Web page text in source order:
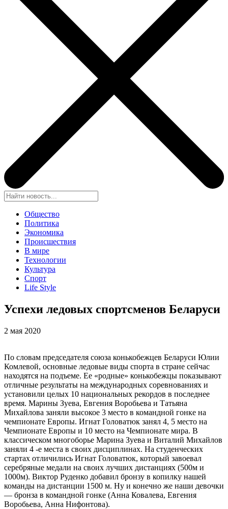
Общество
Политика
Экономика
Происшествия
В мире
Технологии
Культура
Спорт
Life Style
Успехи ледовых спортсменов Беларуси
2 мая 2020
По словам председателя союза конькобежцев Беларуси Юлии
Комлевой, основные ледовые виды спорта в стране сейчас
находятся на подъеме. Ее «родные» конькобежцы показывают
отличные результаты на международных соревнованиях и
установили целых 10 национальных рекордов в последнее
время. Марины Зуева, Евгения Воробьева и Татьяна
Михайлова заняли высокое 3 место в командной гонке на
чемпионате Европы. Игнат Головатюк занял 4, 5 место на
Чемпионате Европы и 10 место на Чемпионате мира. В
классическом многоборье Марина Зуева и Виталий Михайлов
заняли 4 -е места в своих дисциплинах. На студенческих
стартах отличились Игнат Головатюк, который завоевал
серебряные медали на своих лучших дистанциях (500м и
1000м). Виктор Руденко добавил бронзу в копилку нашей
команды на дистанции 1500 м. Ну и конечно же наши девочки
— бронза в командной гонке (Анна Ковалева, Евгения
Воробьева, Анна Нифонтова).